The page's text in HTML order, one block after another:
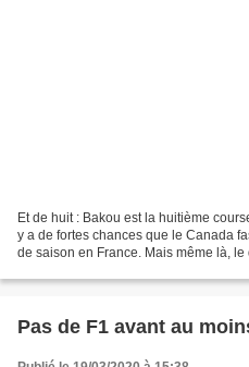
Et de huit : Bakou est la huitième
y a de fortes chances que le Canada
de saison en France. Mais même là,
Pas de F1 avant au